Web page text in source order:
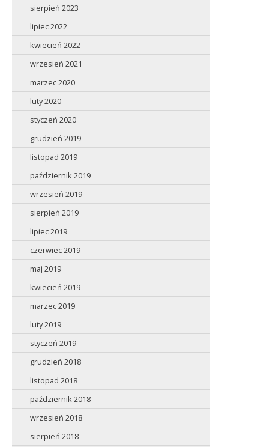
sierpień 2023
lipiec 2022
kwiecień 2022
wrzesień 2021
marzec 2020
luty 2020
styczeń 2020
grudzień 2019
listopad 2019
październik 2019
wrzesień 2019
sierpień 2019
lipiec 2019
czerwiec 2019
maj 2019
kwiecień 2019
marzec 2019
luty 2019
styczeń 2019
grudzień 2018
listopad 2018
październik 2018
wrzesień 2018
sierpień 2018